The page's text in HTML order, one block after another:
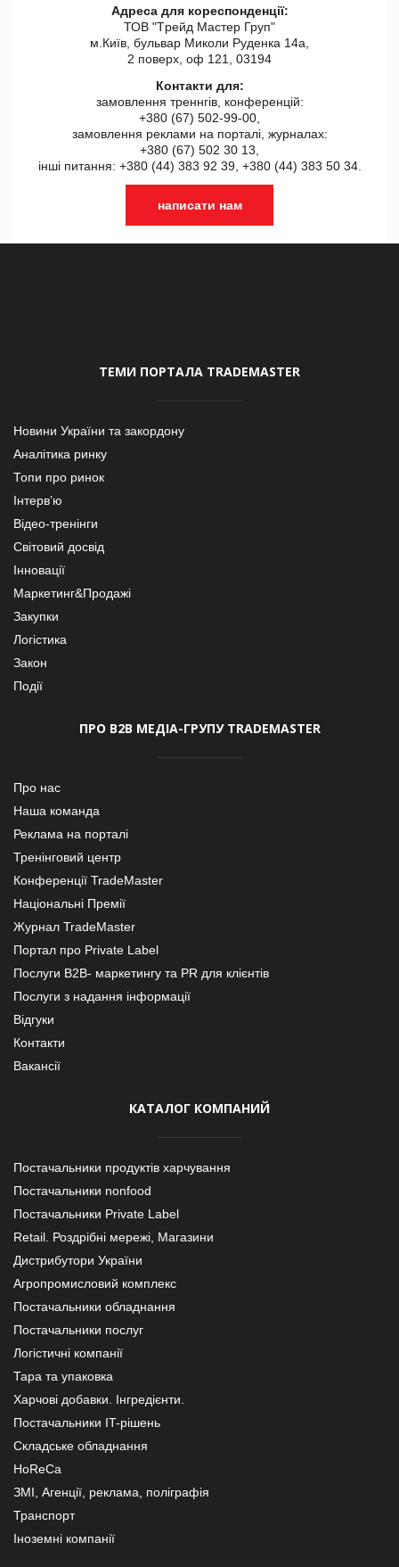
Адреса для кореспонденції:
ТОВ "Tрейд Мастер Груп"
м.Київ, бульвар Миколи Руденка 14а,
2 поверх, оф 121, 03194
Контакти для:
замовлення треннгів, конференцій:
+380 (67) 502-99-00,
замовлення реклами на порталі, журналах:
+380 (67) 502 30 13,
інші питання: +380 (44) 383 92 39, +380 (44) 383 50 34.
написати нам
ТЕМИ ПОРТАЛА TRADEMASTER
Новини України та закордону
Аналітика ринку
Топи про ринок
Інтерв’ю
Відео-тренінги
Світовий досвід
Інновації
Маркетинг&Продажі
Закупки
Логістика
Закон
Події
ПРО В2В МЕДІА-ГРУПУ TRADEMASTER
Про нас
Наша команда
Реклама на порталі
Тренінговий центр
Конференції TradeMaster
Національні Премії
Журнал TradeMaster
Портал про Private Label
Послуги В2В- маркетингу та PR для клієнтів
Послуги з надання інформації
Відгуки
Контакти
Вакансії
КАТАЛОГ КОМПАНИЙ
Постачальники продуктів харчування
Постачальники nonfood
Постачальники Private Label
Retail. Роздрібні мережі, Магазини
Дистрибутори України
Агропромисловий комплекс
Постачальники обладнання
Постачальники послуг
Логістичні компанії
Тара та упаковка
Харчові добавки. Інгредієнти.
Постачальники IT-рішень
Складське обладнання
HoReCa
ЗМІ, Агенції, реклама, поліграфія
Транспорт
Іноземні компанії